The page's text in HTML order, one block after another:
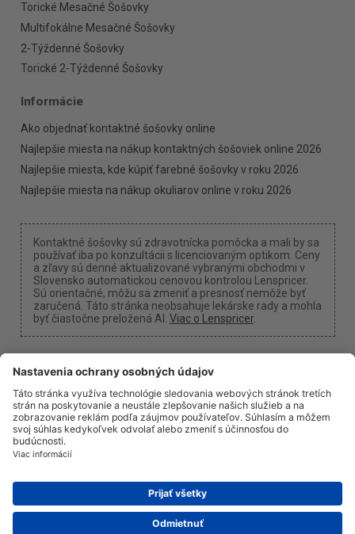
Torické Mesačné Šošovky
Multifokálne Mesačné Šošovky
2-Týždenné Šošovky
Torické 2-Týždenné Šošovky
Informácie
Ako objednať kontaktné šošovky online
Najlepšie miesta na nákup kontaktných šošoviek online 2026
Najlepšie miesta, kde kúpiť farebné šošovky v roku 2026
Najlepšie miesta na nákup okuliarov online v roku 2026
Kontaktné šošovky sú zdravotnícka pomôcka a mali by sa
používať iba po konzultácii s licenciovaným optikom. Ceny
a zľavy sú denné aktualizované vybranými obchodmi v
Slovensko automatickou cenovou kontrolou Lenspricer.
Sú orientačné, môžu sa zmeniť a presnosť nemôže byť
zaručená. Táto stránka neobsahuje lekárske rady a mohla
byť čiastočne preložená AI. Viac o Lenspricer.
Nastavenia cookies
Môžeme získať províziu, ak použijete jeden z našich
O násNovinkyInformácieOchrana súkromia
Právne informácieinfo@lenspricer.sk
DK44428156